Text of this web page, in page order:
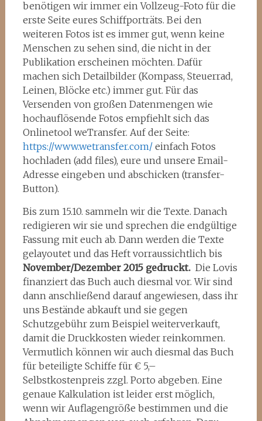
benötigen wir immer ein Vollzeug-Foto für die
erste Seite eures Schiffporträts. Bei den
weiteren Fotos ist es immer gut, wenn keine
Menschen zu sehen sind, die nicht in der
Publikation erscheinen möchten. Dafür
machen sich Detailbilder (Kompass, Steuerrad,
Leinen, Blöcke etc.) immer gut. Für das
Versenden von großen Datenmengen wie
hochauflösende Fotos empfiehlt sich das
Onlinetool weTransfer. Auf der Seite:
https://www.wetransfer.com/einfach Fotos
hochladen (add files), eure und unsere Email-
Adresse eingeben und abschicken (transfer-
Button).
Bis zum 15.10. sammeln wir die Texte. Danach
redigieren wir sie und sprechen die endgültige
Fassung mit euch ab. Dann werden die Texte
gelayoutet und das Heft vorraussichtlich bis
November/Dezember 2015 gedruckt.Die Lovis
finanziert das Buch auch diesmal vor. Wir sind
dann anschließend darauf angewiesen, dass ihr
uns Bestände abkauft und sie gegen
Schutzgebühr zum Beispiel weiterverkauft,
damit die Druckkosten wieder reinkommen.
Vermutlich können wir auch diesmal das Buch
für beteiligte Schiffe für € 5,–
Selbstkostenpreis zzgl. Porto abgeben. Eine
genaue Kalkulation ist leider erst möglich,
wenn wir Auflagengröße bestimmen und die